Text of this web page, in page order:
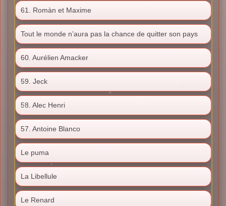
61. Romàn et Maxime
Tout le monde n’aura pas la chance de quitter son pays
60. Aurélien Amacker
59. Jeck
58. Alec Henri
57. Antoine Blanco
Le puma
La Libellule
Le Renard